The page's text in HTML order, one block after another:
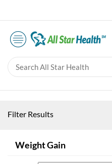
Filter Results
Weight Gain